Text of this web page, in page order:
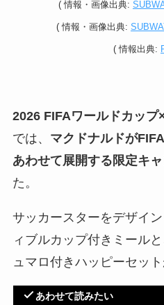
(情報・ 画像出典:
(情報・ 画像出典:
(情報出典:
2026 FIFAワールドカップ
では、 マクドナルドが
あわせて展開する限定キ
た。
サッカースターをデザイ
ィブルカップ付きミール
ュマロ付きハッピーセッ
あわせて読みたい